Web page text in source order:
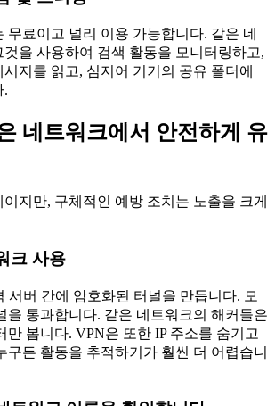
무료이고 널리 이용 가능합니다. 같은 네
것을 사용하여 검색 활동을 모니터링하고,
지를 읽고, 심지어 기기의 공유 폴더에
.
네트워크에서 안전하게 유
지만, 구체적인 예방 조치는 노출을 크게
크 사용
서버 간에 암호화된 터널을 만듭니다. 모
을 통과합니다. 같은 네트워크의 해커들은
만 봅니다. VPN은 또한 IP 주소를 숨기고
구든 활동을 추적하기가 훨씬 더 어렵습니